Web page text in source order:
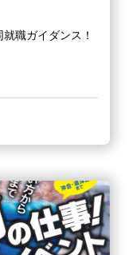
職ガイダンス！